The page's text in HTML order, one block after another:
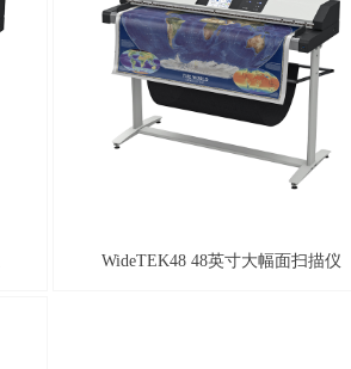
WideTEK48 48英寸大幅面扫描仪